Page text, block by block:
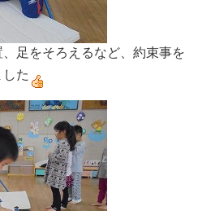
足をそろえるなど、約束事を
た